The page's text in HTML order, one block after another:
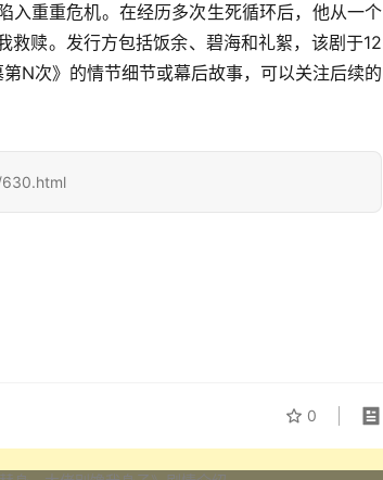
入重重危机。在经历多次生死循环后，他从一个
救赎。发行方包括饭余、碧海和礼絮，该剧于12
N次》的情节细节或幕后故事，可以关注后续的
630.html
0